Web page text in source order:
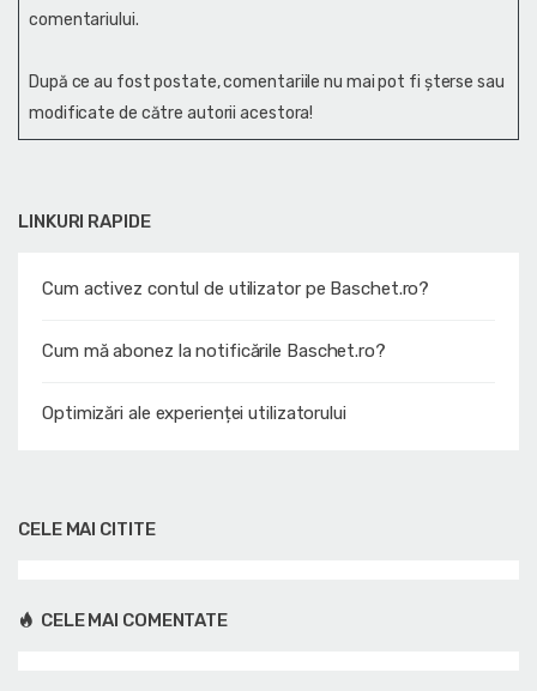
LINKURI RAPIDE
Cum activez contul de utilizator pe Baschet.ro?
Cum mă abonez la notificările Baschet.ro?
Optimizări ale experienței utilizatorului
comentariului.
După ce au fost postate, comentariile nu mai pot fi șterse sau
modificate de către autorii acestora!
CELE MAI CITITE
CELE MAI COMENTATE